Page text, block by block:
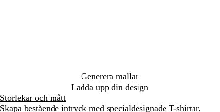
Generera mallar
Ladda upp din design
Storlekar och mått
Skapa bestående intryck med specialdesignade T-shirtar.